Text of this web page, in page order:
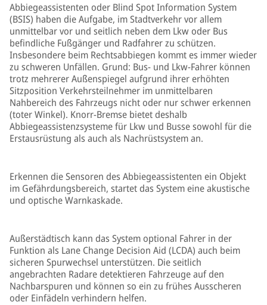
Abbiegeassistenten oder Blind Spot Information System
(BSIS) haben die Aufgabe, im Stadtverkehr vor allem
unmittelbar vor und seitlich neben dem Lkw oder Bus
befindliche Fußgänger und Radfahrer zu schützen.
Insbesondere beim Rechtsabbiegen kommt es immer wieder
zu schweren Unfällen. Grund: Bus- und Lkw-Fahrer können
trotz mehrerer Außenspiegel aufgrund ihrer erhöhten
Sitzposition Verkehrsteilnehmer im unmittelbaren
Nahbereich des Fahrzeugs nicht oder nur schwer erkennen
(toter Winkel). Knorr-Bremse bietet deshalb
Abbiegeassistenzsysteme für Lkw und Busse sowohl für die
Erstausrüstung als auch als Nachrüstsystem an.
Erkennen die Sensoren des Abbiegeassistenten ein Objekt
im Gefährdungsbereich, startet das System eine akustische
und optische Warnkaskade.
Außerstädtisch kann das System optional Fahrer in der
Funktion als Lane Change Decision Aid (LCDA) auch beim
sicheren Spurwechsel unterstützen. Die seitlich
angebrachten Radare detektieren Fahrzeuge auf den
Nachbarspuren und können so ein zu frühes Ausscheren
oder Einfädeln verhindern helfen.